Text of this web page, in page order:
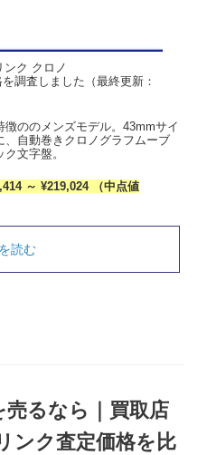
ンク クロノ
調査しました（最終更新：
ののメンズモデル。43mmサイ
自動巻きクロノグラフムーブ
文字盤。
～ ¥219,024 （中点値
読む
売るなら｜買取店
ンク査定価格を比